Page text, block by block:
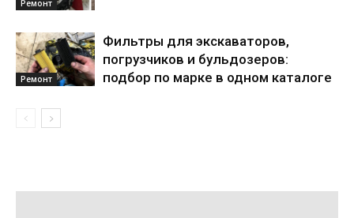
Ремонт
Ремонт
Фильтры для экскаваторов,
погрузчиков и бульдозеров:
подбор по марке в одном каталоге